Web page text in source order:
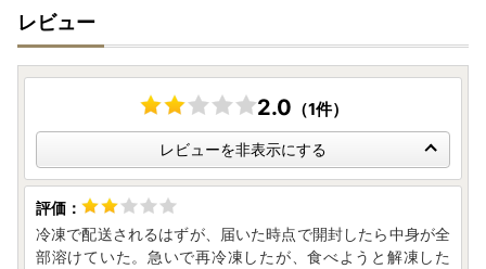
レビュー
2.0 （1件）
レビューを非表示にする
冷凍で配送されるはずが、届いた時点で開封したら中身が全
部溶けていた。急いで再冷凍したが、食べようと解凍した